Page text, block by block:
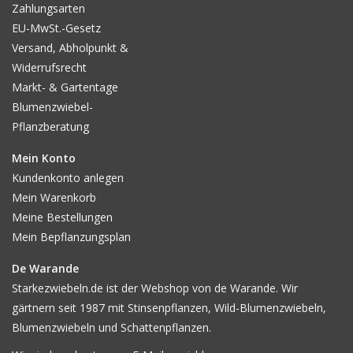
nach der Wachstumssaison mehr als genug Knollen da sind und
es schon anderswo einen sicheren Vorrat hat, kann mit den
verbleibenden Knollen dieses Risiko genommen werden. Es ist
nämlich so schon viel weniger Arbeit.
Zahlungsarten
EU-MwSt.-Gesetz
Versand, Abholpunkt &
Widerrufsrecht
Markt- & Gartentage
Blumenzwiebel-
Pflanzberatung
Mein Konto
Kundenkonto anlegen
Mein Warenkorb
Meine Bestellungen
Mein Bepflanzungsplan
De Warande
Starkezwiebeln.de ist der Webshop von de Warande. Wir
gärtnern seit 1987 mit Stinsenpflanzen, Wild-Blumenzwiebeln,
Blumenzwiebeln und Schattenpflanzen.